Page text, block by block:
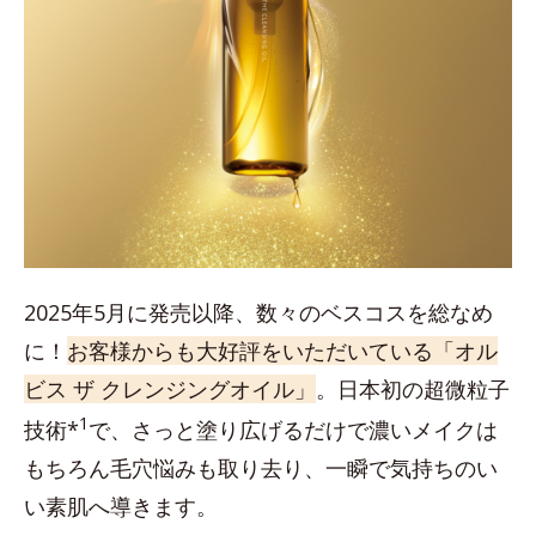
2025年5月に発売以降、数々のベスコスを総なめ
に！ お客様からも大好評をいただいている「オル
ビス ザ クレンジングオイル」 。日本初の超微粒子
技術*1 で、さっと塗り広げるだけで濃いメイクは
もちろん毛穴悩みも取り去り、一瞬で気持ちのい
い素肌へ導きます。